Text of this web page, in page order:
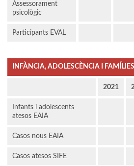
Assessorament
psicològic
Participants EVAL
INFÀNCIA, ADOLESCÈNCIA I FAMÍLIES
2021
Infants i adolescents
atesos EAIA
Casos nous EAIA
Casos atesos SIFE